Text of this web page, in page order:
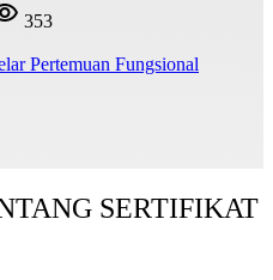
353
Pertemuan Fungsional
SERTIFIKAT